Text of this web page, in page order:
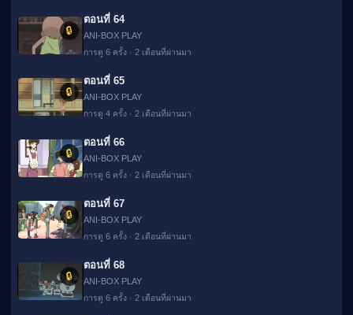
🔒
ตอนที่ 64
ANI-BOX PLAY
การดู 6 ครั้ง · 2 เดือนที่ผ่านมา
🔒
ตอนที่ 65
ANI-BOX PLAY
การดู 4 ครั้ง · 2 เดือนที่ผ่านมา
🔒
ตอนที่ 66
ANI-BOX PLAY
การดู 6 ครั้ง · 2 เดือนที่ผ่านมา
🔒
ตอนที่ 67
ANI-BOX PLAY
การดู 6 ครั้ง · 2 เดือนที่ผ่านมา
🔒
ตอนที่ 68
ANI-BOX PLAY
การดู 6 ครั้ง · 2 เดือนที่ผ่านมา